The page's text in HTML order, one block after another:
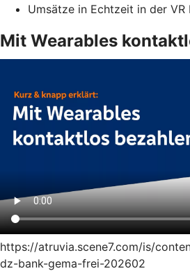
Umsätze in Echtzeit in der VR
Mit Wearables
https://atruvia.scene7.com/is/
dz-bank-gema-frei-202602